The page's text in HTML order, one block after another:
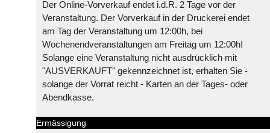
Der Online-Vorverkauf endet i.d.R. 2 Tage vor der
Veranstaltung. Der Vorverkauf in der Druckerei endet
am Tag der Veranstaltung um 12:00h, bei
Wochenendveranstaltungen am Freitag um 12:00h!
Solange eine Veranstaltung nicht ausdrücklich mit
"AUSVERKAUFT" gekennzeichnet ist, erhalten Sie -
solange der Vorrat reicht - Karten an der Tages- oder
Abendkasse.
Ermässigung